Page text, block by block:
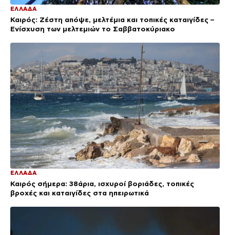
ΕΛΛΑΔΑ
Καιρός: Ζέστη απόψε, μελτέμια και τοπικές καταιγίδες –
Ενίσχυση των μελτεμιών το Σαββατοκύριακο
ΕΛΛΑΔΑ
Καιρός σήμερα: 38άρια, ισχυροί βοριάδες, τοπικές
βροχές και καταιγίδες στα ηπειρωτικά